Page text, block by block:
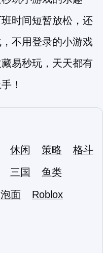
时间短暂放松，还
不用登录的小游戏
易秒玩，天天都有
！
休闲 策略
格斗
三国
鱼类
泡面
Roblox